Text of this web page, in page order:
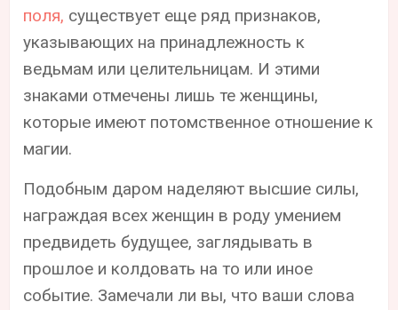
поля, существует еще ряд признаков,
указывающих на принадлежность к
ведьмам или целительницам. И этими
знаками отмечены лишь те женщины,
которые имеют потомственное отношение к
магии.
Подобным даром наделяют высшие силы,
награждая всех женщин в роду умением
предвидеть будущее, заглядывать в
прошлое и колдовать на то или иное
событие. Замечали ли вы, что ваши слова